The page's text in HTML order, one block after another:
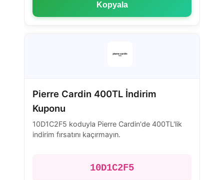
Kopyala
Pierre Cardin 400TL İndirim
Kuponu
10D1C2F5 koduyla Pierre Cardin'de 400TL'lik
indirim fırsatını kaçırmayın.
10D1C2F5